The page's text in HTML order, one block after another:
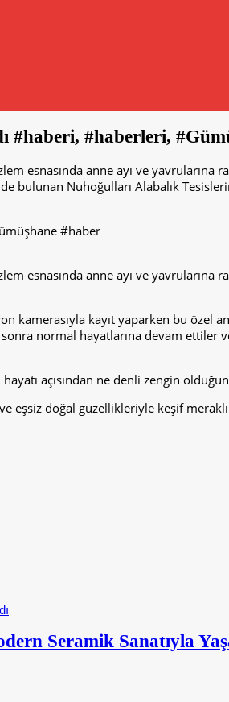
#haberi, #haberleri,
esnasında anne ayı ve yavrularına
Nuhoğulları Alabalık
esnasında anne ayı ve yavrularına
kamerasıyla kayıt yaparken bu özel
normal hayatlarına devam ettiler
açısından ne denli zengin
eşsiz doğal güzellikleriyle keşif
Seramik Sanatıyla